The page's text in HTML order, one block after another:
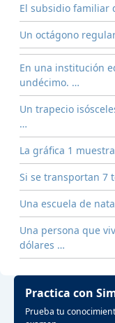
El subsidio familiar
Un octágono
En una institución
undécimo. …
Un trapecio
…
La gráfica 1
Si se transportan 7
Una escuela de
Una persona que
dólares …
Practica con
Prueba tu